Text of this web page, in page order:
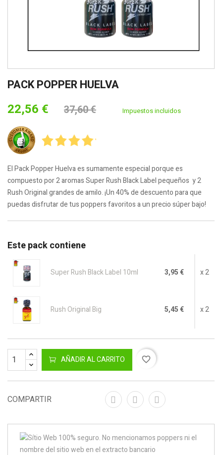
PACK POPPER HUELVA
22,56 € 37,60 € Impuestos incluidos
El Pack Popper Huelva es sumamente especial porque es
compuesto por 2 aromas Super Rush Black Label pequeños y 2
Rush Original grandes de amilo. ¡Un 40% de descuento para que
puedas disfrutar de tus poppers favoritos a un precio súper bajo!
Este pack contiene
Super Rush Black Label 10ml 3,95 € x 2
Rush Original Big 5,45 € x 2
AÑADIR AL CARRITO favorite_border
COMPARTIR